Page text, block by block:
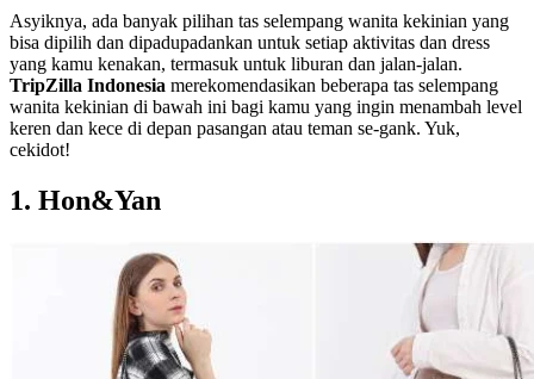
Asyiknya, ada banyak pilihan tas selempang wanita kekinian yang
bisa dipilih dan dipadupadankan untuk setiap aktivitas dan dress
yang kamu kenakan, termasuk untuk liburan dan jalan-jalan.
TripZilla Indonesia merekomendasikan beberapa tas selempang
wanita kekinian di bawah ini bagi kamu yang ingin menambah level
keren dan kece di depan pasangan atau teman se-gank. Yuk,
cekidot!
1. Hon&Yan